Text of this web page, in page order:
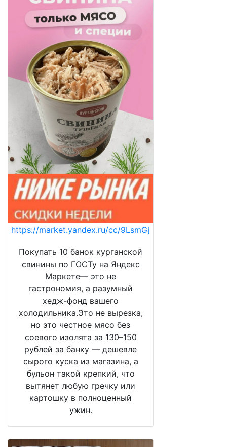
https://market.yandex.ru/cc/9LsmGj
Покупать 10 банок курганской
свинины по ГОСТу на Яндекс
Маркете— это не
гастрономия, а разумный
хедж-фонд вашего
холодильника.Это не вырезка,
но это честное мясо без
соевого изолята за 130–150
рублей за банку — дешевле
сырого куска из магазина, а
бульон такой крепкий, что
вытянет любую гречку или
картошку в полноценный
ужин.